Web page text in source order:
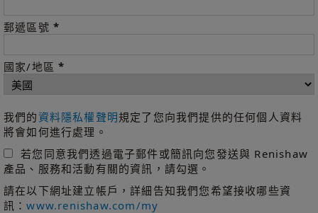
郵遞區號 *
國家/地區*
我們的資料隱私權聲明規定了您向我們提供的任何個人資料
將會如何進行處理。
若您同意我們透過電子郵件或簡訊向您發送與 Renishaw
產品、服務和活動有關的資訊，請勾選。
請在以下網址建立帳戶，詳細告知我們您希望接收哪些資
訊：www.renishaw.com/my